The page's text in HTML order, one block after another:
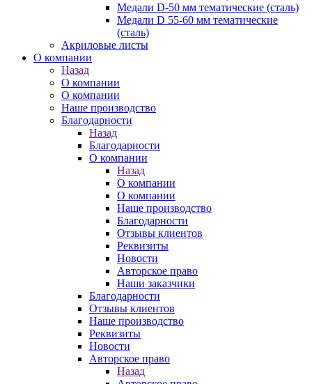
Медали D-50 мм тематические (сталь)
Медали D 55-60 мм тематические
(сталь)
Акриловые листы
О компании
Назад
О компании
О компании
Наше производство
Благодарности
Назад
Благодарности
О компании
Назад
О компании
О компании
Наше производство
Благодарности
Отзывы клиентов
Реквизиты
Новости
Авторское право
Наши заказчики
Благодарности
Отзывы клиентов
Наше производство
Реквизиты
Новости
Авторское право
Назад